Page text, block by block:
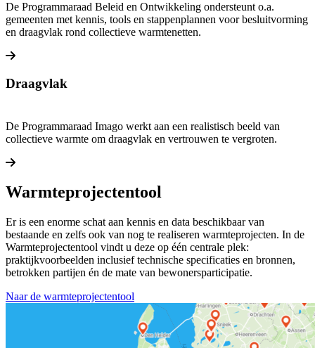
De Programmaraad Beleid en Ontwikkeling ondersteunt o.a.
gemeenten met kennis, tools en stappenplannen voor besluitvorming
en draagvlak rond collectieve warmtenetten.
Lees meer over Programmaraad Beleid & Ontwikkeling
Draagvlak
De Programmaraad Imago werkt aan een realistisch beeld van
collectieve warmte om draagvlak en vertrouwen te vergroten.
Lees meer over Programmaraad Imago
Warmteprojectentool
Er is een enorme schat aan kennis en data beschikbaar van
bestaande en zelfs ook van nog te realiseren warmteprojecten. In de
Warmteprojectentool vindt u deze op één centrale plek:
praktijkvoorbeelden inclusief technische specificaties en bronnen,
betrokken partijen én de mate van bewonersparticipatie.
Naar de warmteprojectentool